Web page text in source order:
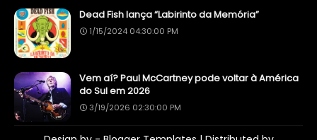
Dead Fish lança “Labirinto da Memória”
1/15/2024 04:30:00 PM
Vem aí? Paul McCartney pode voltar à América
do Sul em 2026
3/19/2026 02:30:00 PM